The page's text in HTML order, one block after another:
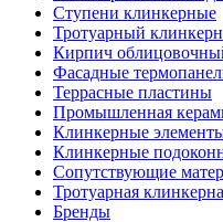
Ступени клинкерные
Тротуарный
Кирпич
Фасадные
Террасные пластины
Промышленная
Клинкерные
Клинкерные
Сопутствующие
Тротуарная
Бренды